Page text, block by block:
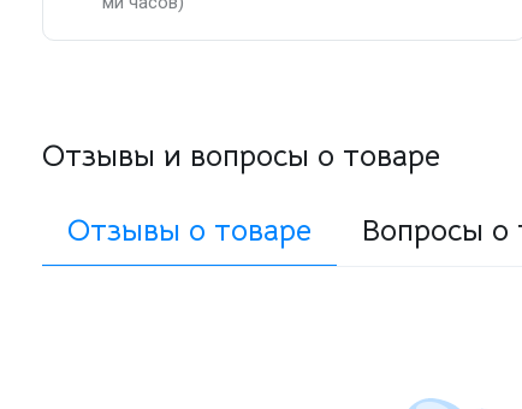
Отзывы и вопросы о товаре
Отзывы о товаре
Вопросы о